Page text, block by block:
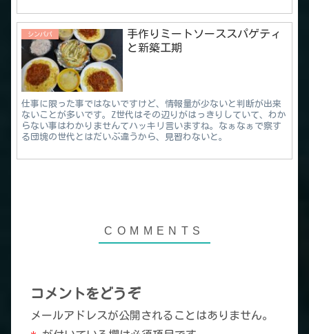
シンパパ
手作りミートソーススパゲティ
と新築工期
仕事に限った事ではないですけど、情報量が少ないと判断が出来
ないことが多いです。Z世代はその辺りがはっきりしていて、わか
らない事はわかりませんてハッキリ言いますね。なぁなぁで察す
る団塊の世代とはだいぶ違うから、見習わないと。
コメントをどうぞ
メールアドレスが公開されることはありません。